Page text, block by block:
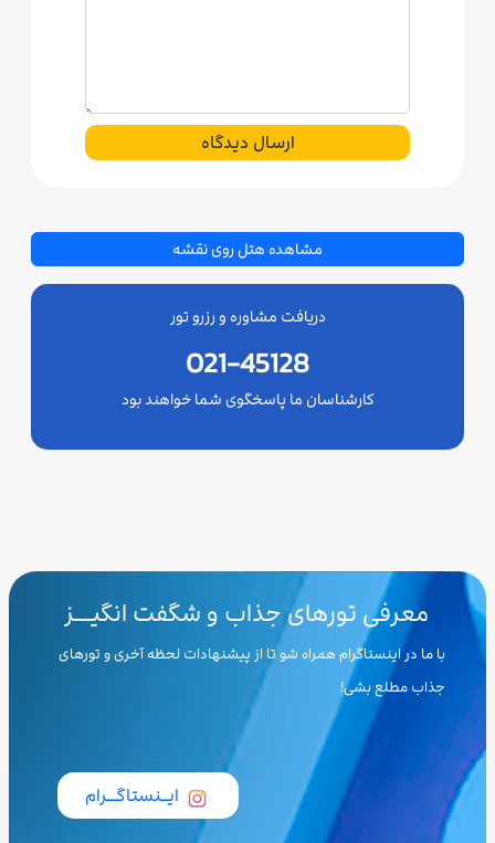
ارسال دیدگاه
مشاهده هتل روی نقشه
دریافت مشاوره و رزرو تور
021-45128
کارشناسان ما پاسخگوی شما خواهند بود
معرفی تورهای جذاب و شگفت انگیـــز
با ما در اینستاگرام همراه شو تا از پیشنهادات لحظه آخری و تورهای
جذاب مطلع بشی!
ایــنستاگـــرام